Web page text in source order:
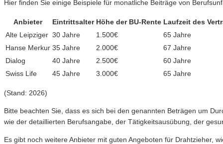
Hier finden Sie einige Beispiele für monatliche Beiträge von
Anbieter Eintrittsalter Höhe der BU-Rente Laufzeit des
Alte Leipziger 30 Jahre 1.500€
65 Jahre
Hanse Merkur 35 Jahre 2.000€
67 Jahre
Dialog
40 Jahre 2.500€
60 Jahre
Swiss Life
45 Jahre 3.000€ 65 Jahre
(Stand: 2026)
Bitte beachten Sie, dass es sich bei den genannten Beträgen um
wie der detaillierten Berufsangabe, der Tätigkeitsausübung, der
Es gibt noch weitere Anbieter mit guten Angeboten für Drahtzieher,